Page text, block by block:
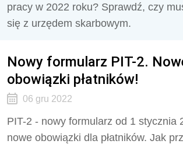
pracy w 2022 roku? Sprawdź, czy
się z urzędem skarbowym.
Nowy formularz PIT-2.
obowiązki płatników!
06 gru 2022
PIT-2 - nowy formularz od 1 stycznia
nowe obowiązki dla płatników. Jak